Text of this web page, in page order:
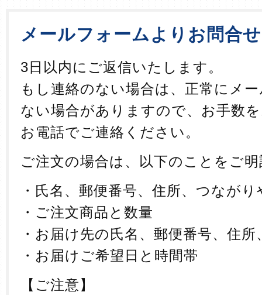
メールフォームよりお問合せ
3日以内にご返信いたします。
もし連絡のない場合は、正常にメ
ない場合がありますので、お手数
お電話でご連絡ください。
ご注文の場合は、以下のことをご
・氏名、郵便番号、住所、つなが
・ご注文商品と数量
・お届け先の氏名、郵便番号、住所
・お届けご希望日と時間帯
【ご注意】